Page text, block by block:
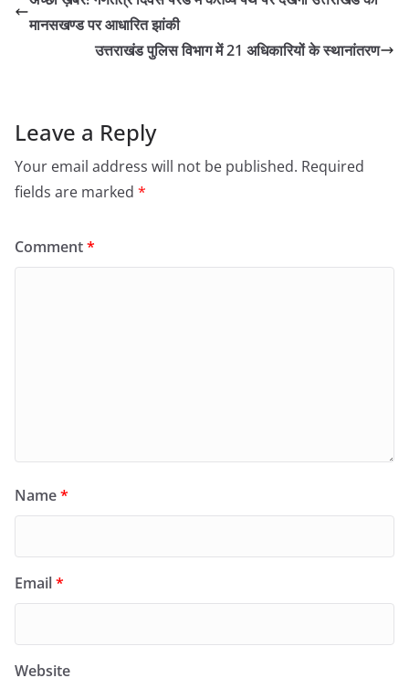
मानसखण्ड पर आधारित झांकी
उत्तराखंड पुलिस विभाग में 21 अधिकारियों के स्थानांतरण
Leave a Reply
Your email address will not be published. Required
fields are marked *
Comment*
Name*
Email*
Website